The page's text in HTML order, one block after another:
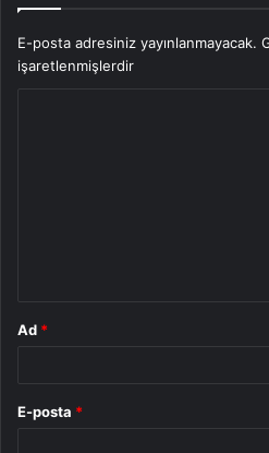
E-posta adresiniz yayınlanmayacak.
işaretlenmişlerdir
Ad *
E-posta *